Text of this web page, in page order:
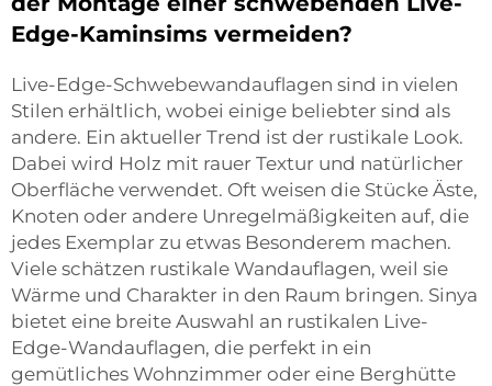
Edge-Kaminsims vermeiden?
Live-Edge-Schwebewandauflagen sind in vielen
Stilen erhältlich, wobei einige beliebter sind als
andere. Ein aktueller Trend ist der rustikale Look.
Dabei wird Holz mit rauer Textur und natürlicher
Oberfläche verwendet. Oft weisen die Stücke Äste,
Knoten oder andere Unregelmäßigkeiten auf, die
jedes Exemplar zu etwas Besonderem machen.
Viele schätzen rustikale Wandauflagen, weil sie
Wärme und Charakter in den Raum bringen. Sinya
bietet eine breite Auswahl an rustikalen Live-
Edge-Wandauflagen, die perfekt in ein
gemütliches Wohnzimmer oder eine Berghütte